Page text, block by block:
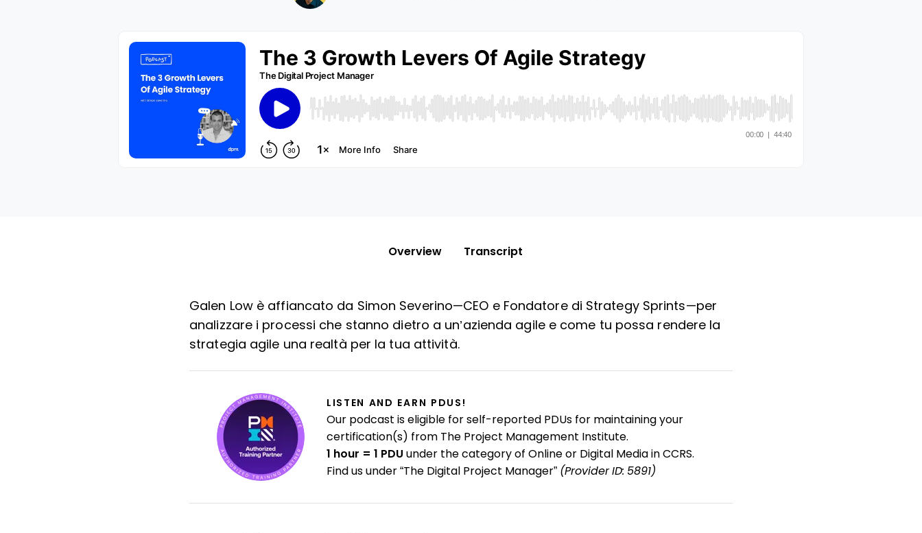
Overview Transcript
Galen Low è affiancato da Simon Severino—CEO e Fondatore di Strategy Sprints—per
analizzare i processi che stanno dietro a un’azienda agile e come tu possa rendere la
strategia agile una realtà per la tua attività.
LISTEN AND EARN PDUS!
Our podcast is eligible for self-reported PDUs for maintaining your
certification(s) from The Project Management Institute.
1 hour = 1 PDU under the category of Online or Digital Media in CCRS.
Find us under “The Digital Project Manager” (Provider ID: 5891)